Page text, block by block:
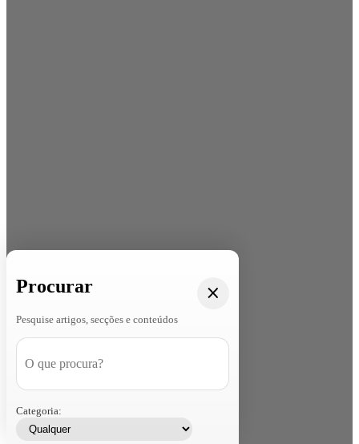
Procurar
Pesquise artigos, secções e conteúdos
Categoria: